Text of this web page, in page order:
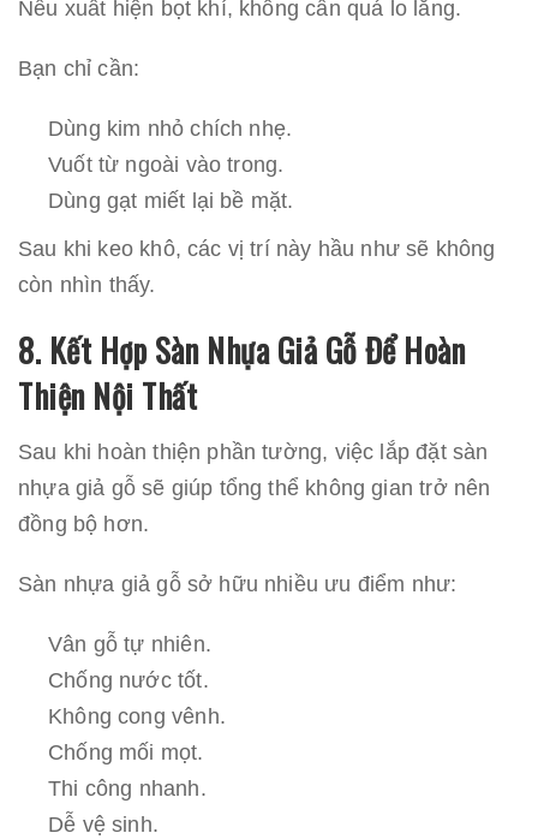
Nếu xuất hiện bọt khí, không cần quá lo lắng.
Bạn chỉ cần:
Dùng kim nhỏ chích nhẹ.
Vuốt từ ngoài vào trong.
Dùng gạt miết lại bề mặt.
Sau khi keo khô, các vị trí này hầu như sẽ không
còn nhìn thấy.
8. Kết Hợp Sàn Nhựa Giả Gỗ Để Hoàn
Thiện Nội Thất
Sau khi hoàn thiện phần tường, việc lắp đặt sàn
nhựa giả gỗ sẽ giúp tổng thể không gian trở nên
đồng bộ hơn.
Sàn nhựa giả gỗ sở hữu nhiều ưu điểm như:
Vân gỗ tự nhiên.
Chống nước tốt.
Không cong vênh.
Chống mối mọt.
Thi công nhanh.
Dễ vệ sinh.